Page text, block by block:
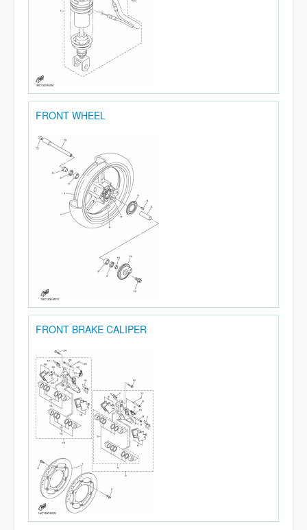
FRONT WHEEL
FRONT BRAKE CALIPER